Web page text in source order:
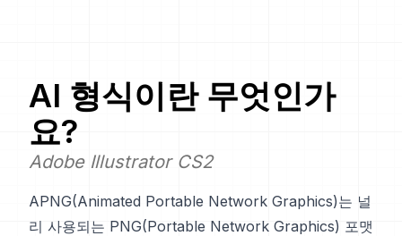
AI 형식이란 무엇인가
요?
Adobe Illustrator CS2
APNG(Animated Portable Network Graphics)는 널
리 사용되는 PNG(Portable Network Graphics) 포맷